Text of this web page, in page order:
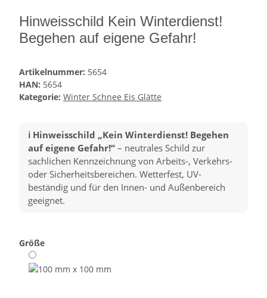
Hinweisschild Kein Winterdienst!
Begehen auf eigene Gefahr!
Artikelnummer: 5654
HAN: 5654
Kategorie: Winter Schnee Eis Glätte
ℹ️ Hinweisschild „Kein Winterdienst! Begehen
auf eigene Gefahr!“ – neutrales Schild zur
sachlichen Kennzeichnung von Arbeits-, Verkehrs-
oder Sicherheitsbereichen. Wetterfest, UV-
beständig und für den Innen- und Außenbereich
geeignet.
Größe